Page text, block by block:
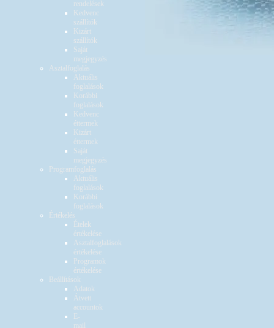
rendelések
Kedvenc
szállítók
Kizárt
szállítók
Saját
megjegyzés
Asztalfoglalás
Aktuális
foglalások
Korábbi
foglalások
Kedvenc
éttermek
Kizárt
éttermek
Saját
megjegyzés
Programfoglalás
Aktuális
foglalások
Korábbi
foglalások
Értékelés
Ételek
értékelése
Asztalfoglalások
értékelése
Programok
értékelése
Beállítások
Adatok
Átvett
accountok
E-
mail